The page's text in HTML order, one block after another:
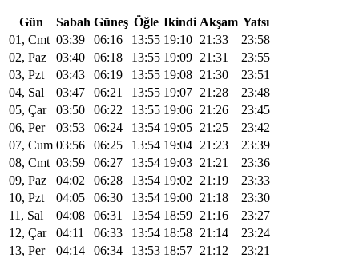
Gün Sabah Güneş Öğle Ikindi Akşam Yatsı
01, Cmt 03:39 06:16 13:55 19:10 21:33
23:58
02, Paz
03:40 06:18 13:55 19:09 21:31
23:55
03, Pzt
03:43 06:19 13:55 19:08 21:30
23:51
04, Sal
03:47 06:21 13:55 19:07 21:28
23:48
05, Çar
03:50 06:22 13:55 19:06 21:26
23:45
06, Per
03:53 06:24 13:54 19:05 21:25
23:42
07, Cum 03:56 06:25 13:54 19:04 21:23
23:39
08, Cmt 03:59 06:27 13:54 19:03 21:21
23:36
09, Paz
04:02 06:28 13:54 19:02 21:19
23:33
10, Pzt
04:05 06:30 13:54 19:00 21:18
23:30
11, Sal
04:08 06:31 13:54 18:59 21:16
23:27
12, Çar
04:11 06:33 13:54 18:58 21:14
23:24
13, Per
04:14 06:34 13:53 18:57 21:12
23:21